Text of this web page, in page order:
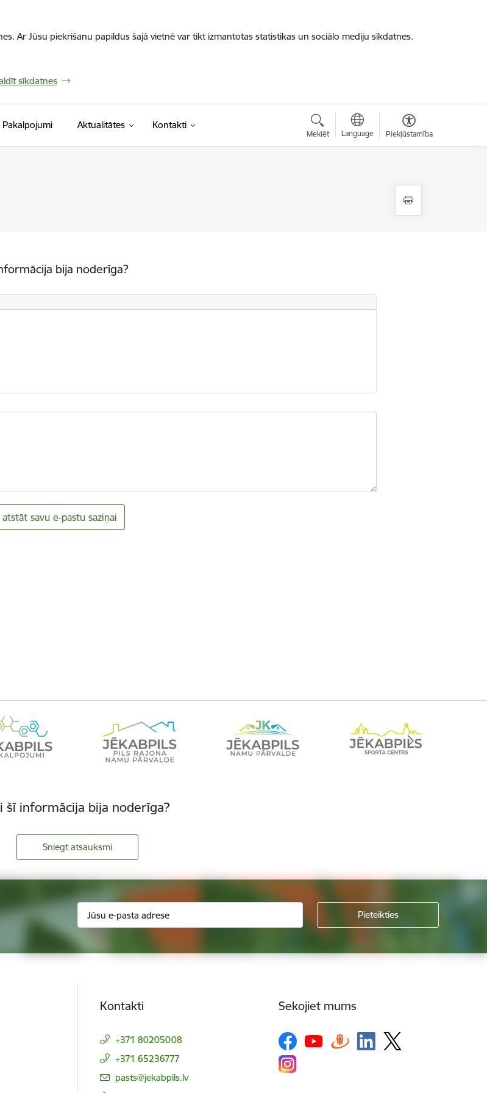
Ar Jūsu piekrišanu papildus šajā vietnē var tikt izmantotas statistikas un sociālo mediju sīkdatnes.
sīkdatnes
Pakalpojumi Aktualitātes Kontakti
Meklēt Language Piekļūstamība
bija noderīga?
atstāt savu e-pastu saziņai
šī informācija bija noderīga?
Sniegt atsauksmi
Kontakti
+371 80205008
+371 65236777
E-pasts:
pasts@jekabpils.lv
Sekojiet mums